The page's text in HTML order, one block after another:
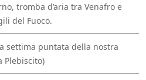
tromba d’aria tra Venafro e
del Fuoco.
settima puntata della nostra
Plebiscito)